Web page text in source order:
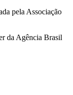
pela Associação
da Agência Brasil